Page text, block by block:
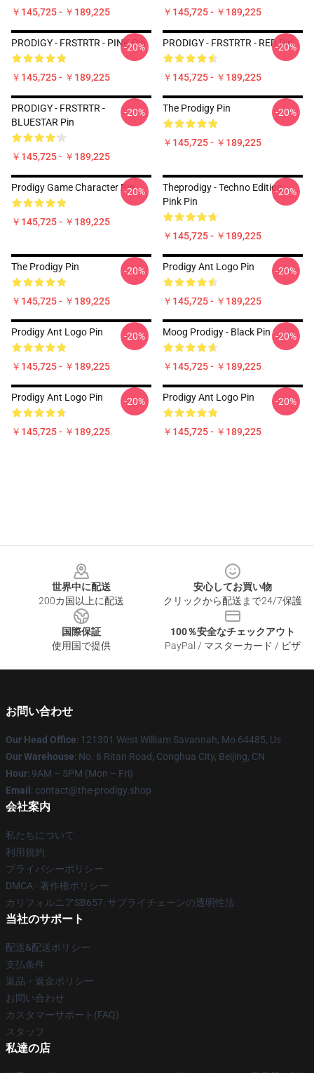
￥145,725 - ￥189,225 ￥145,725 - ￥189,225
PRODIGY - FRSTRTR - PINK Pin
￥145,725 - ￥189,225
-20% PRODIGY - FRSTRTR - RED Pin
￥145,725 - ￥189,225
-20%
PRODIGY - FRSTRTR -
BLUESTAR Pin
￥145,725 - ￥189,225
-20% The Prodigy Pin
￥145,725 - ￥189,225
-20%
Prodigy Game Character Pin
￥145,725 - ￥189,225
-20%
Theprodigy - Techno Edition
Pink Pin
￥145,725 - ￥189,225
-20%
The Prodigy Pin
￥145,725 - ￥189,225
-20% Prodigy Ant Logo Pin
￥145,725 - ￥189,225
-20%
Prodigy Ant Logo Pin
￥145,725 - ￥189,225
-20% Moog Prodigy - Black Pin
￥145,725 - ￥189,225
-20%
Prodigy Ant Logo Pin
￥145,725 - ￥189,225
-20% Prodigy Ant Logo Pin
￥145,725 - ￥189,225
-20%
世界中に配送
200カ国以上に配送
安心してお買い物
クリックから配送まで24/7保護
国際保証
使用国で提供
100％安全なチェックアウト
PayPal / マスターカード / ビザ
お問い合わせ
Our Head Office: 121301 West William Savannah, Mo 64485, Us
Our Warehouse: No. 6 Ritan Road, Conghua City, Beijing, CN
Hour: 9AM – 5PM (Mon – Fri)
Email : contact@the-prodigy.shop
会社案内
私たちについて
利用規約
プライバシーポリシー
DMCA - 著作権ポリシー
カリフォルニアSB657: サプライチェーンの透明性法
当社のサポート
配送&配送ポリシー
支払条件
返品・返金ポリシー
お問い合わせ
カスタマーサポート(FAQ)
スタッフ
私達の店